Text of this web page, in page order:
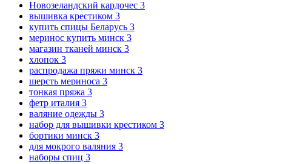
Новозеландский кардочес 3
вышивка крестиком 3
купить спицы Беларусь 3
меринос купить минск 3
магазин тканей минск 3
хлопок 3
распродажа пряжи минск 3
шерсть мериноса 3
тонкая пряжа 3
фетр италия 3
валяние одежды 3
набор для вышивки крестиком 3
бортики минск 3
для мокрого валяния 3
наборы спиц 3